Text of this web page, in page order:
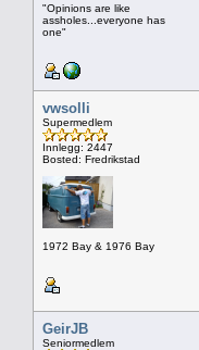
"Opinions are like
assholes...everyone has
one"
vwsolli
Supermedlem
Innlegg: 2447
Bosted: Fredrikstad
1972 Bay & 1976 Bay
GeirJB
Seniormedlem